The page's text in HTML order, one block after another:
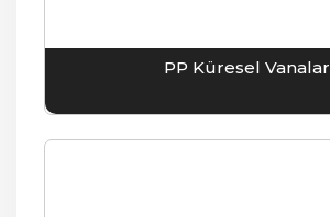
PP Küresel Vanalar